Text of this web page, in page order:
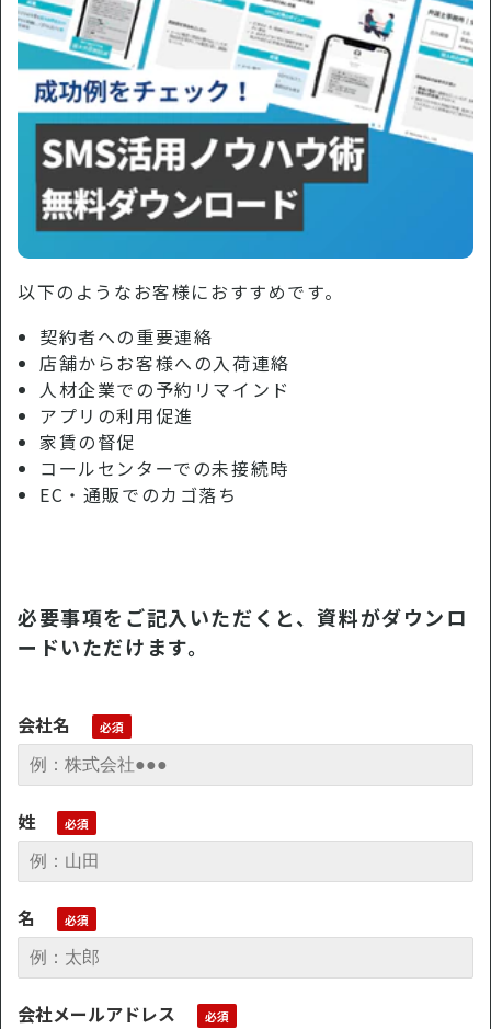
以下のようなお客様におすすめです。
契約者への重要連絡
店舗からお客様への入荷連絡
人材企業での予約リマインド
アプリの利用促進
家賃の督促
コールセンターでの未接続時
EC・通販でのカゴ落ち
必要事項をご記入いただくと、資料がダウンロ
ードいただけます。
会社名
姓
名
会社メールアドレス